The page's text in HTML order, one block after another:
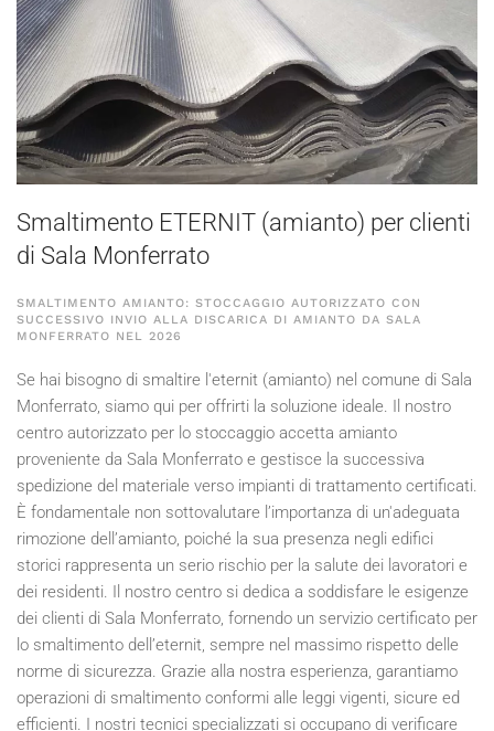
Smaltimento ETERNIT (amianto) per clienti
di Sala Monferrato
SMALTIMENTO AMIANTO: STOCCAGGIO AUTORIZZATO CON
SUCCESSIVO INVIO ALLA DISCARICA DI AMIANTO DA SALA
MONFERRATO NEL 2026
Se hai bisogno di smaltire l'eternit (amianto) nel comune di Sala
Monferrato, siamo qui per offrirti la soluzione ideale. Il nostro
centro autorizzato per lo stoccaggio accetta amianto
proveniente da Sala Monferrato e gestisce la successiva
spedizione del materiale verso impianti di trattamento certificati.
È fondamentale non sottovalutare l’importanza di un'adeguata
rimozione dell’amianto, poiché la sua presenza negli edifici
storici rappresenta un serio rischio per la salute dei lavoratori e
dei residenti. Il nostro centro si dedica a soddisfare le esigenze
dei clienti di Sala Monferrato, fornendo un servizio certificato per
lo smaltimento dell’eternit, sempre nel massimo rispetto delle
norme di sicurezza. Grazie alla nostra esperienza, garantiamo
operazioni di smaltimento conformi alle leggi vigenti, sicure ed
efficienti. I nostri tecnici specializzati si occupano di verificare